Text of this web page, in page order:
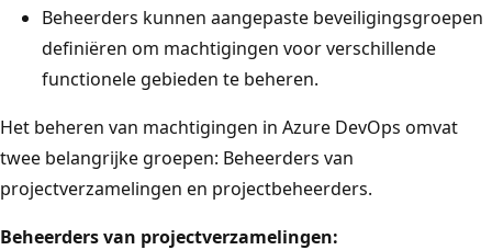
Beheerders kunnen aangepaste beveiligingsgroepen
definiëren om machtigingen voor verschillende
functionele gebieden te beheren.
Het beheren van machtigingen in Azure DevOps omvat
twee belangrijke groepen: Beheerders van
projectverzamelingen en projectbeheerders.
Beheerders van projectverzamelingen: